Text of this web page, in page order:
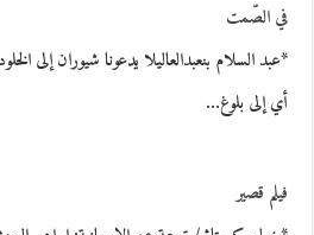
في الصّمت
*عبد السلام بنعبدالعاليلا يدعونا شيوران إلى
أي إلى بلوغ…
فيلم قصير